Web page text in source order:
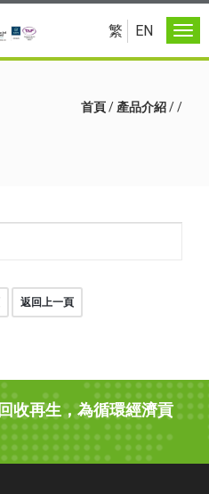
繁 EN
首頁/ 產品介紹//
返回上一頁
收再生，為循環經濟貢